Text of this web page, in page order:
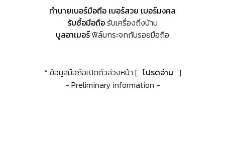
ทำนายเบอร์มือถือ เบอร์สวย เบอร์มงคล
รับซื้อมือถือรับเครื่องถึงบ้าน
บูลอาเมอร์ฟิล์มกระจกกันรอยมือถือ
* ข้อมูลมือถือเปิดตัวล่วงหน้า [ โปรดอ่าน ]
- Preliminary information -